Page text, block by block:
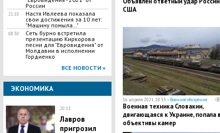
России
21:10
Настя Ивлеева показала
свои достижения за 10 лет:
"Машину помыла…"
08:30
Сеть бурно встретила
презентацию Киркорова
песни для "Евровидения" от
Молдавии в исполнении
Гордиенко
ВСЕ НОВОСТИ »
ЭКОНОМИКА
20:13
Лавров
пригрозил
США
16 апреля 2021, 18:53 —Военное обозрение
Военная техника Словакии,
двигающаяся к Украине, попала
объективы камер